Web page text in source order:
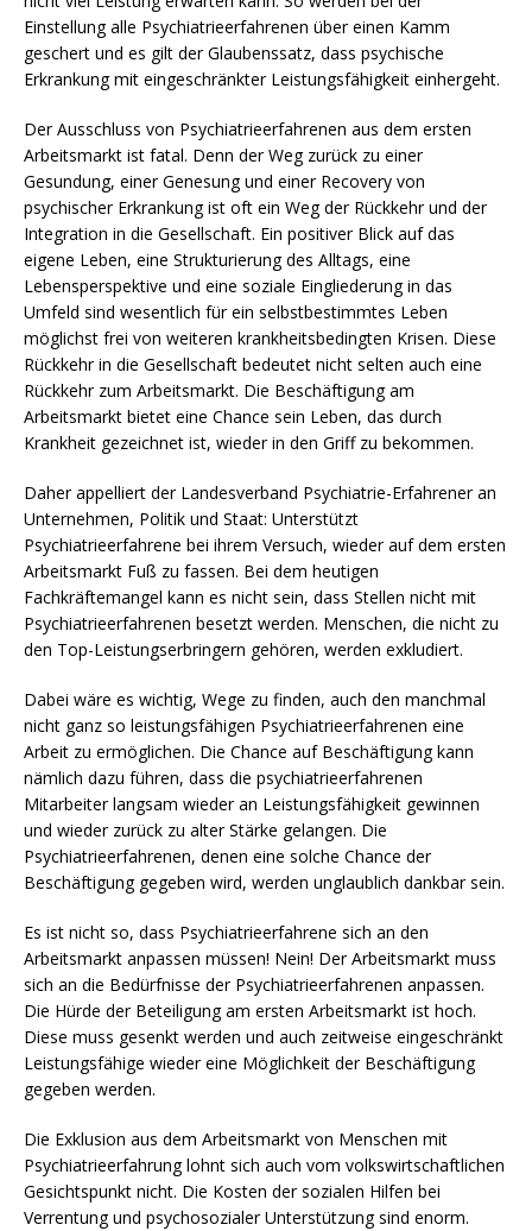
powered by
Einstellung alle Psychiatrieerfahrenen über einen Kamm
geschert und es gilt der Glaubenssatz, dass psychische
Erkrankung mit eingeschränkter Leistungsfähigkeit einhergeht.
Der Ausschluss von Psychiatrieerfahrenen aus dem ersten
Arbeitsmarkt ist fatal. Denn der Weg zurück zu einer
Gesundung, einer Genesung und einer Recovery von
psychischer Erkrankung ist oft ein Weg der Rückkehr und der
Integration in die Gesellschaft. Ein positiver Blick auf das
eigene Leben, eine Strukturierung des Alltags, eine
Lebensperspektive und eine soziale Eingliederung in das
Umfeld sind wesentlich für ein selbstbestimmtes Leben
möglichst frei von weiteren krankheitsbedingten Krisen. Diese
Rückkehr in die Gesellschaft bedeutet nicht selten auch eine
Rückkehr zum Arbeitsmarkt. Die Beschäftigung am
Arbeitsmarkt bietet eine Chance sein Leben, das durch
Krankheit gezeichnet ist, wieder in den Griff zu bekommen.
Daher appelliert der Landesverband Psychiatrie-Erfahrener an
Unternehmen, Politik und Staat: Unterstützt
Psychiatrieerfahrene bei ihrem Versuch, wieder auf dem ersten
Arbeitsmarkt Fuß zu fassen. Bei dem heutigen
Fachkräftemangel kann es nicht sein, dass Stellen nicht mit
Psychiatrieerfahrenen besetzt werden. Menschen, die nicht zu
den Top-Leistungserbringern gehören, werden exkludiert.
Dabei wäre es wichtig, Wege zu finden, auch den manchmal
nicht ganz so leistungsfähigen Psychiatrieerfahrenen eine
Arbeit zu ermöglichen. Die Chance auf Beschäftigung kann
nämlich dazu führen, dass die psychiatrieerfahrenen
Mitarbeiter langsam wieder an Leistungsfähigkeit gewinnen
und wieder zurück zu alter Stärke gelangen. Die
Psychiatrieerfahrenen, denen eine solche Chance der
Beschäftigung gegeben wird, werden unglaublich dankbar sein.
Es ist nicht so, dass Psychiatrieerfahrene sich an den
Arbeitsmarkt anpassen müssen! Nein! Der Arbeitsmarkt muss
sich an die Bedürfnisse der Psychiatrieerfahrenen anpassen.
Die Hürde der Beteiligung am ersten Arbeitsmarkt ist hoch.
Diese muss gesenkt werden und auch zeitweise eingeschränkt
Leistungsfähige wieder eine Möglichkeit der Beschäftigung
gegeben werden.
Die Exklusion aus dem Arbeitsmarkt von Menschen mit
Psychiatrieerfahrung lohnt sich auch vom volkswirtschaftlichen
Gesichtspunkt nicht. Die Kosten der sozialen Hilfen bei
Verrentung und psychosozialer Unterstützung sind enorm.